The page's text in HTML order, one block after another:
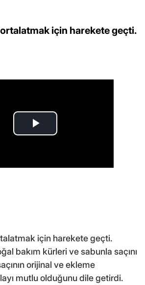
için harekete geçti.
için harekete geçti.
bakım kürleri ve sabunla saçını
orijinal ve ekleme
mutlu olduğunu dile getirdi.